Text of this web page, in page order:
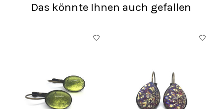
Das könnte Ihnen auch gefallen
Produkt-Karussell-Artikel